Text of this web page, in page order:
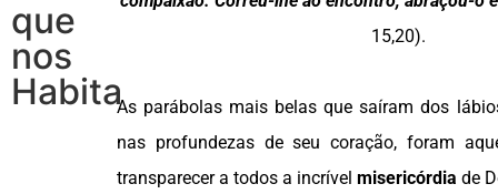
que
nos
Habita
15,20).
As parábolas mais belas que saíram dos
nas profundezas de seu coração, foram
transparecer a todos a incrível misericórdia de